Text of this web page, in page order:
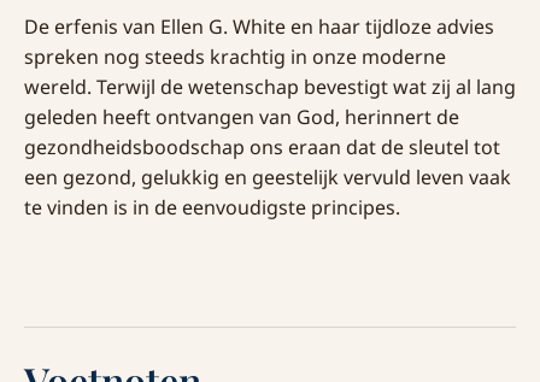
De erfenis van Ellen G. White en haar tijdloze advies
spreken nog steeds krachtig in onze moderne
wereld. Terwijl de wetenschap bevestigt wat zij al lang
geleden heeft ontvangen van God, herinnert de
gezondheidsboodschap ons eraan dat de sleutel tot
een gezond, gelukkig en geestelijk vervuld leven vaak
te vinden is in de eenvoudigste principes.